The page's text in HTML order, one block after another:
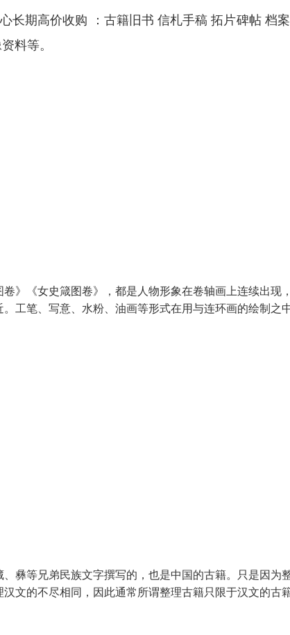
长期高价收购 ：古籍旧书 信札手稿 拓片碑帖 档
料等。
》《女史箴图卷》，都是人物形象在卷轴画上连续出现
工笔、写意、水粉、油画等形式在用与连环画的绘制之
等兄弟民族文字撰写的，也是中国的古籍。只是因为
汉文的不尽相同，因此通常所谓整理古籍只限于汉文的